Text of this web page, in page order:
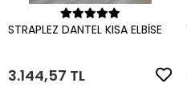
Sepete Ekle
STRAPLEZ DANTEL KISA ELBİSE
3.144,57 TL